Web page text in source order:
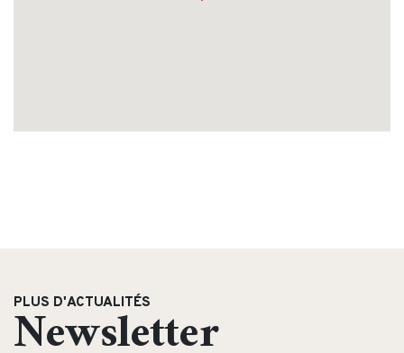
PLUS D'ACTUALITÉS
Newsletter